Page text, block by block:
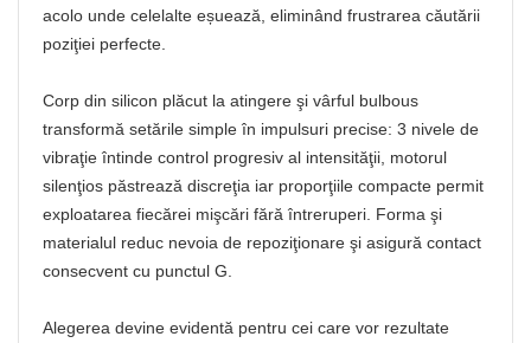
acolo unde celelalte eșuează, eliminând frustrarea căutării
poziţiei perfecte.
Corp din silicon plăcut la atingere şi vârful bulbous
transformă setările simple în impulsuri precise: 3 nivele de
vibraţie întinde control progresiv al intensităţii, motorul
silenţios păstrează discreţia iar proporţiile compacte permit
exploatarea fiecărei mişcări fără întreruperi. Forma şi
materialul reduc nevoia de repoziţionare şi asigură contact
consecvent cu punctul G.
Alegerea devine evidentă pentru cei care vor rezultate